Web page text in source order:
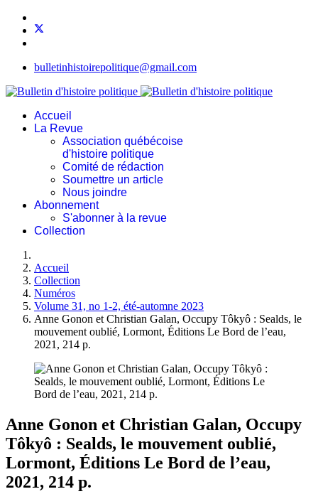
bulletinhistoirepolitique@gmail.com
Accueil
La Revue
Association québécoise
d'histoire politique
Comité de rédaction
Soumettre un article
Nous joindre
Abonnement
S'abonner à la revue
Collection
Accueil
Collection
Numéros
Volume 31, no 1-2, été-automne 2023
Anne Gonon et Christian Galan, Occupy Tôkyô : Sealds, le
mouvement oublié, Lormont, Éditions Le Bord de l’eau,
2021, 214 p.
Anne Gonon et Christian Galan, Occupy
Tôkyô : Sealds, le mouvement oublié,
Lormont, Éditions Le Bord de l’eau,
2021, 214 p.